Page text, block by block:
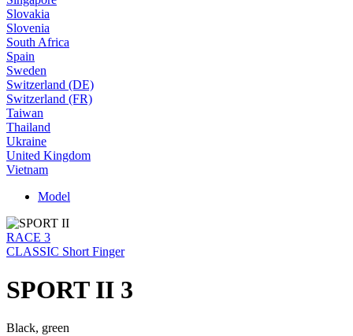
Slovakia
Slovenia
South Africa
Spain
Sweden
Switzerland (DE)
Switzerland (FR)
Taiwan
Thailand
Ukraine
United Kingdom
Vietnam
Model
RACE 3
CLASSIC Short Finger
SPORT II 3
Black, green